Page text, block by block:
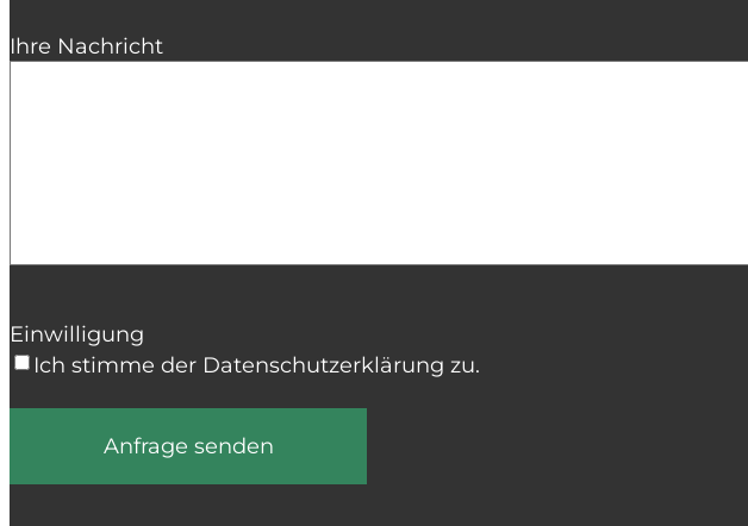
Ihre Nachricht
Einwilligung
Ich stimme der Datenschutzerklärung zu.